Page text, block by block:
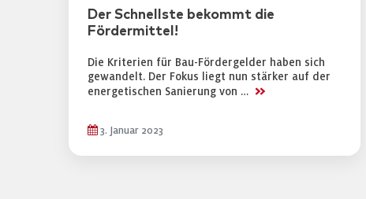
Der Schnellste bekommt die
Fördermittel!
Die Kriterien für Bau-Fördergelder haben sich
gewandelt. Der Fokus liegt nun stärker auf der
energetischen Sanierung von … >>
3. Januar 2023